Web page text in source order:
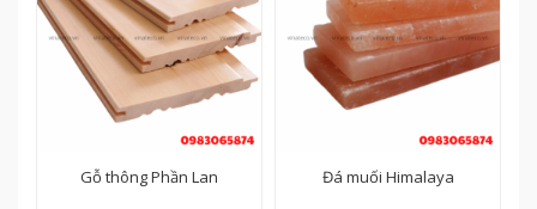
Gỗ thông Phần Lan Đá muối Himalaya